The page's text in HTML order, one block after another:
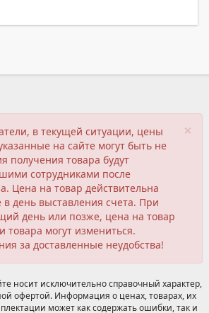
×
в текущей ситуации, цены
на сайте могут быть не
получения товара будут
сотрудниками после
Цена на товар действительна
в день выставления счета. При
день или позже, цена на товар
товара могут измениться.
за доставленные неудобства!
носит исключительно справочный характер,
офертой. Информация о ценах, товарах, их
может как содержать ошибки, так и